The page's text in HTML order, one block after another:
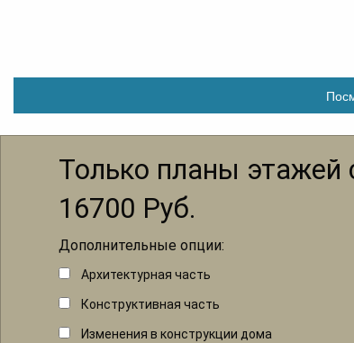
Только планы этажей
16700 Руб.
Дополнительные опции:
Архитектурная часть
Конструктивная часть
Изменения в конструкции дома